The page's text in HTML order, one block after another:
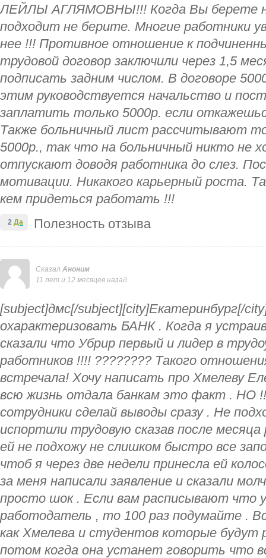
ЛЕЙЛЫ АГЛЯМОВНЫ!!! Когда Вы берете
подходит не берите. Многие работники
нее !!! Противное отношение к
трудовой договор заключили через 1,5
подписать задним числом. В договоре
этим руководствуется начальство и
заплатить только 5000р. если
Также больничный лист рассчитывают
5000р., так что на больничный никто не
отпускают доводя работника до слез.
мотивации. Никакого карьерный роста.
кем придеться работать !!!
Полезность отзыва
2 Да
Сказал Аноним
11 лет и 12 месяцев назад
[subject]дмс[/subject][city]Екатеринбург[/
охарактеризовать БАНК . Когда я
сказали что Убрир первый и лидер в
работников !!!! ???????? Такого
встречала! Хочу написать про Хмелеву
всю жизнь отдала банкам это факт . НО
сотрудники сделай выводы сразу . Не
испортили трудовую сказав после
ей не подхожу не слишком быстро все
чтоб я через две недели принесла ей
за меня написали заявление и сказали
просто шок . Если вам расписывают что
работодатель , то 100 раз подумайте .
как Хмелева и студентов которые
потом когда она устанет говорить что